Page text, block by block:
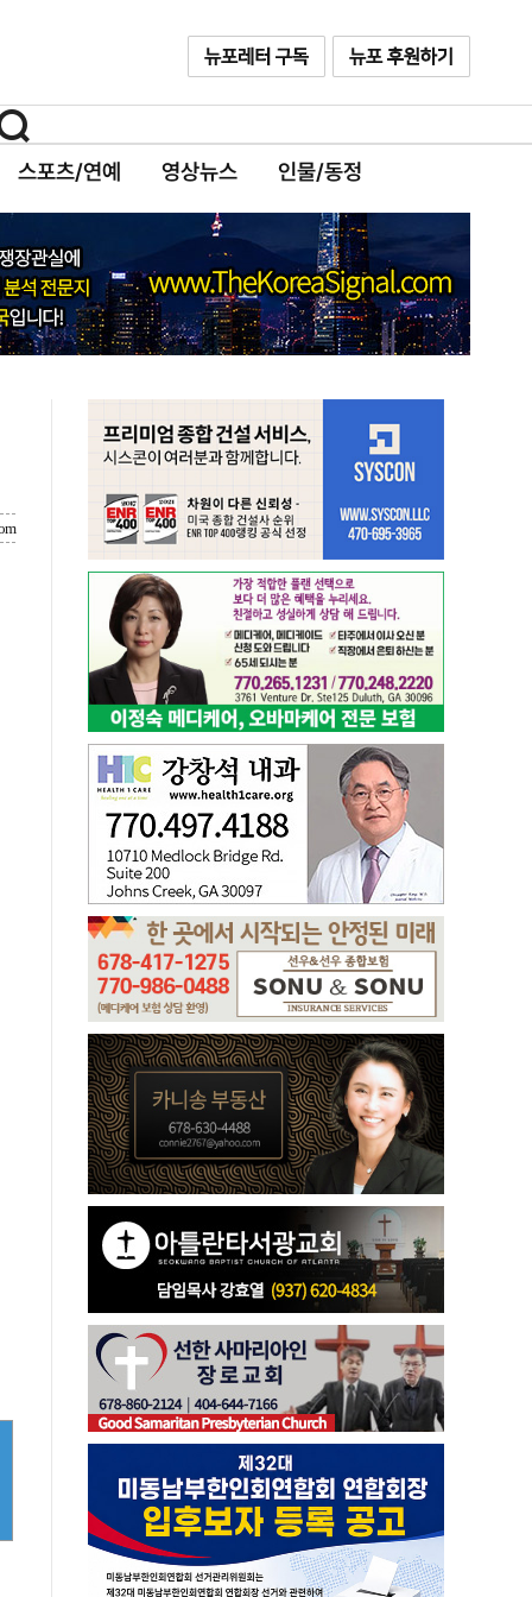
스포츠/연예 영상뉴스 인물/동정